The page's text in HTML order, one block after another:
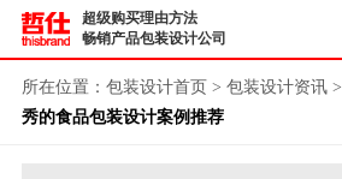
超级购买理由方法
畅销产品包装设计公司
所在位置： 包装设计首页 > 包装设计资讯>
秀的食品包装设计案例推荐